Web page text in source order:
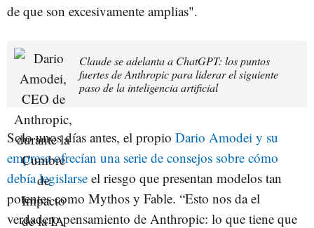
de que son excesivamente amplias".
Claude se adelanta a ChatGPT: los puntos
fuertes de Anthropic para liderar el siguiente
paso de la inteligencia artificial
Solo unos días antes, el propio Dario Amodei y su
empresa ofrecían una serie de consejos sobre cómo
debía legislarse el riesgo que presentan modelos tan
potentes como Mythos y Fable. “Esto nos da el
verdadero pensamiento de Anthropic: lo que tiene que